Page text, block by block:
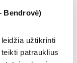
Bendrovė)
užtikrinti
patrauklius